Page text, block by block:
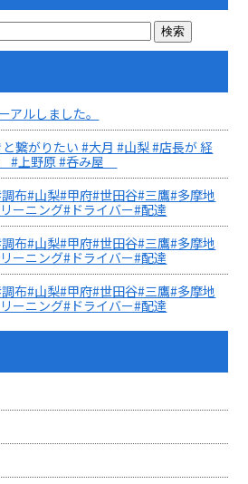
アルしました。
繋がりたい #大月 #山梨 #店長が 経
#上野原 #呑み屋
布#山梨#甲府#世田谷#三鷹#多摩地
ーニング#ドライバー#配達
布#山梨#甲府#世田谷#三鷹#多摩地
ーニング#ドライバー#配達
布#山梨#甲府#世田谷#三鷹#多摩地
ーニング#ドライバー#配達